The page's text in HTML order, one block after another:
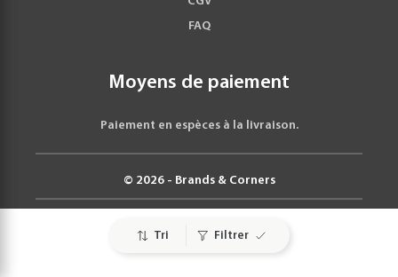
Tri Filtrer
FAQ
Moyens de paiement
Paiement en espèces à la livraison.
© 2026 - Brands & Corners